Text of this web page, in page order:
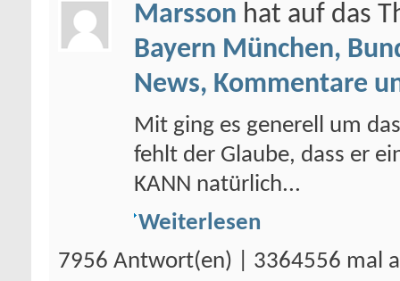
Marsson hat auf das
Bayern München,
News, Kommentare
Mit ging es generell um
fehlt der Glaube, dass er
KANN natürlich...
Weiterlesen
7956 Antwort(en) | 3364556 mal